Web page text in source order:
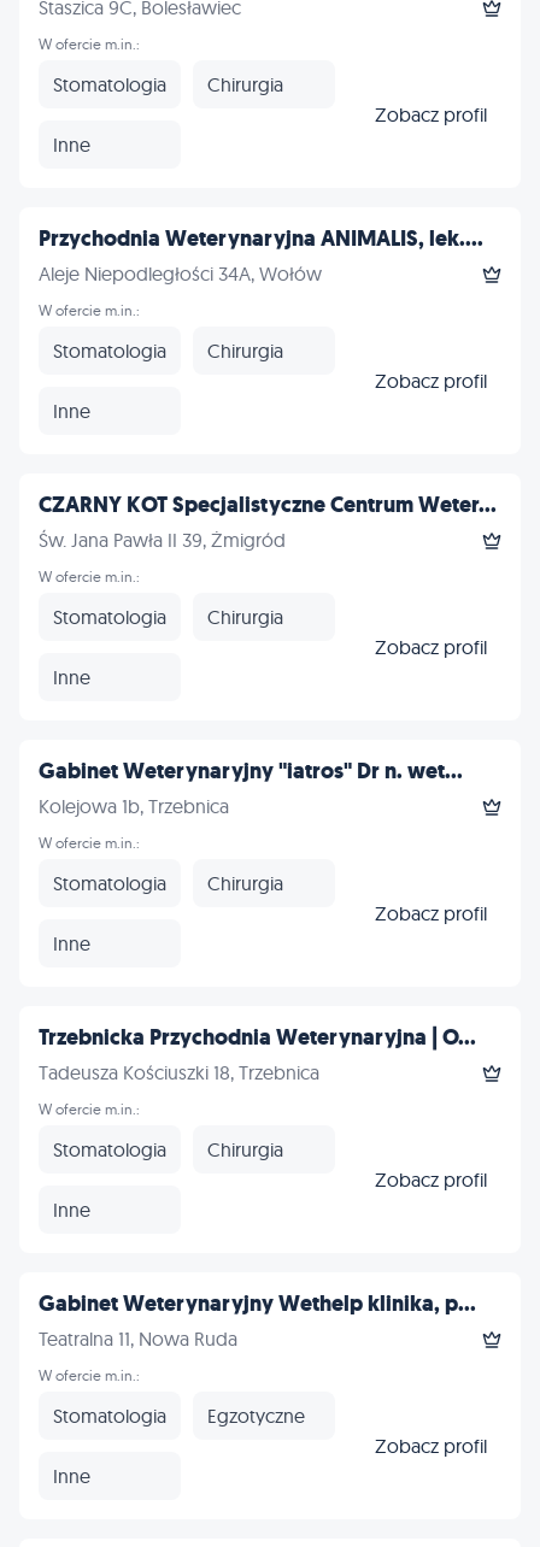
Staszica 9C, Bolesławiec
W ofercie m.in.:
Stomatologia Chirurgia
Inne
Zobacz profil
Przychodnia Weterynaryjna ANIMALIS, lek....
Aleje Niepodległości 34A, Wołów
W ofercie m.in.:
Stomatologia Chirurgia
Inne
Zobacz profil
CZARNY KOT Specjalistyczne Centrum Weter...
Św. Jana Pawła II 39, Żmigród
W ofercie m.in.:
Stomatologia Chirurgia
Inne
Zobacz profil
Gabinet Weterynaryjny "iatros" Dr n. wet...
Kolejowa 1b, Trzebnica
W ofercie m.in.:
Stomatologia Chirurgia
Inne
Zobacz profil
Trzebnicka Przychodnia Weterynaryjna | O...
Tadeusza Kościuszki 18, Trzebnica
W ofercie m.in.:
Stomatologia Chirurgia
Inne
Zobacz profil
Gabinet Weterynaryjny Wethelp klinika, p...
Teatralna 11, Nowa Ruda
W ofercie m.in.:
Stomatologia Egzotyczne
Inne
Zobacz profil